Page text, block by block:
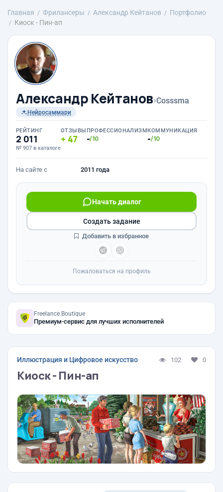
Главная Фрилансеры Александр Кейтанов
Портфолио
Киоск - Пин-ап
Александр Кейтанов›Cosssma
Нейросаммари
РЕЙТИНГ
2 011
№ 907 в каталоге
ОТЗЫВЫ
47
ПРОФЕССИОНАЛИЗМ
-/10
КОММУНИКАЦИЯ
-/10
На сайте с 2011 года
Начать диалог
Создать задание
Добавить в избранное
Пожаловаться на профиль
Freelance.Boutique
Премиум-сервис для лучших исполнителей
Иллюстрация и Цифровое искусство 102 0
Киоск - Пин-ап